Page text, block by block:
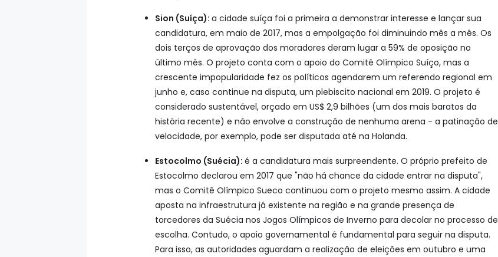
Sion (Suíça): a cidade suíça foi a primeira a demonstrar interesse e lançar sua
candidatura, em maio de 2017, mas a empolgação foi diminuindo mês a mês. Os
dois terços de aprovação dos moradores deram lugar a 59% de oposição no
último mês. O projeto conta com o apoio do Comitê Olímpico Suíço, mas a
crescente impopularidade fez os políticos agendarem um referendo regional em
junho e, caso continue na disputa, um plebiscito nacional em 2019. O projeto é
considerado sustentável, orçado em US$ 2,9 bilhões (um dos mais baratos da
história recente) e não envolve a construção de nenhuma arena - a patinação de
velocidade, por exemplo, pode ser disputada até na Holanda.
Estocolmo (Suécia): é a candidatura mais surpreendente. O próprio prefeito de
Estocolmo declarou em 2017 que "não há chance da cidade entrar na disputa",
mas o Comitê Olímpico Sueco continuou com o projeto mesmo assim. A cidade
aposta na infraestrutura já existente na região e na grande presença de
torcedores da Suécia nos Jogos Olímpicos de Inverno para decolar no processo de
escolha. Contudo, o apoio governamental é fundamental para seguir na disputa.
Para isso, as autoridades aguardam a realização de eleições em outubro e uma